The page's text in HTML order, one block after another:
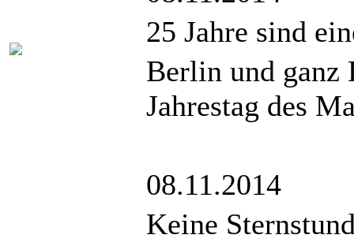
25 Jahre sind
Berlin und ganz
Jahrestag des
08.11.2014
Keine